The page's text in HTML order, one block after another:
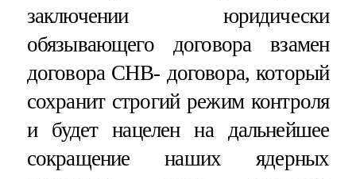
заключении юридически
обязывающего договора взамен
договора СНВ- договора, который
сохранит строгий режим контроля
и будет нацелен на дальнейшее
сокращение наших ядерных